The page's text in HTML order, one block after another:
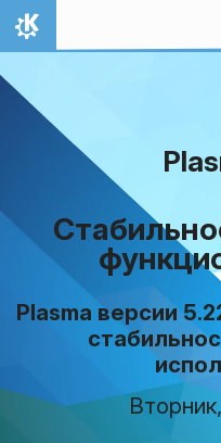
Перейти к
На главную
Plasma версии